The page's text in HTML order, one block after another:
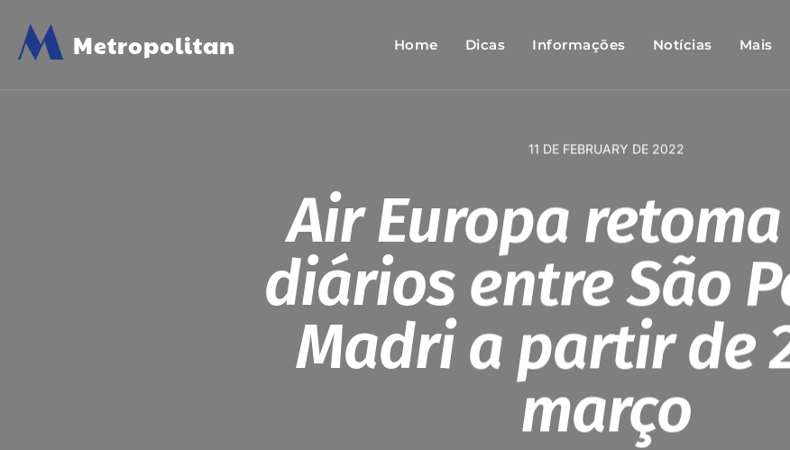
M Metropolitan Home Dicas Informações Notícias Mais
11 DE FEBRUARY DE 2022
Air Europa
diários entre São
Madri a partir de
março